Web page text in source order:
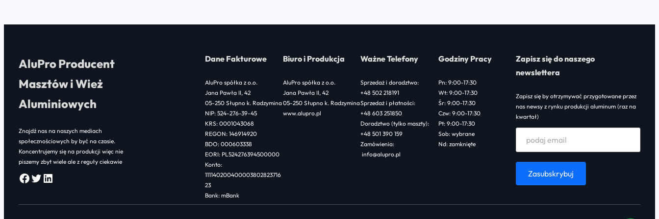
AluPro Producent
Masztów i Wież
Aluminiowych
Znajdź nas na naszych mediach
społecznościowych by być na czasie.
Koncentrujemy się na produkcji więc nie
piszemy zbyt wiele ale z reguły ciekawie
Facebook Twitter LinkedIn
Dane Fakturowe
AluPro spółka z o.o.
Jana Pawła II, 42
05-250 Słupno k. Radzymina
NIP: 524-276-39-45
KRS: 0001043068
REGON: 146914920
BDO: 000603338
EORI: PL524276394500000
Konto:
111140200400003802823716
23
Bank: mBank
Biuro i Produkcja
AluPro spółka z o.o.
Jana Pawła II, 42
05-250 Słupno k. Radzymina
www.alupro.pl
Ważne Telefony
Sprzedaż i doradztwo:
+48 502 218191
Sprzedaż i płatności:
+48 603 251850
Doradztwo (tylko maszty):
+48 501 390 159
Zamówienia:
info@alupro.pl
Godziny Pracy
Pn: 9:00-17:30
Wt: 9:00-17:30
Śr: 9:00-17:30
Czw: 9:00-17:30
Pt: 9:00-17:30
Sob: wybrane
Nd: zamknięte
Zapisz się do naszego
newslettera
Zapisz się by otrzymywać przygotowane przez
nas newsy z rynku produkcji aluminum (raz na
kwartał)